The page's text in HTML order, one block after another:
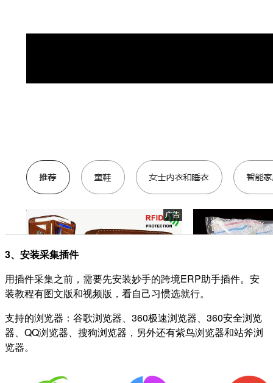
3、安装采集插件
用插件采集之前，需要先安装妙手的跨境ERP助手插件。安
装教程有图文版和视频版，看自己习惯选就行。
支持的浏览器：谷歌浏览器、360极速浏览器、360安全浏览
器、QQ浏览器、搜狗浏览器，另外还有紫鸟浏览器和站斧浏
览器。